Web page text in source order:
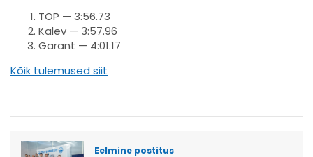
TOP — 3:56.73
Kalev — 3:57.96
Garant — 4:01.17
Kõik tulemused siit
Eelmine postitus